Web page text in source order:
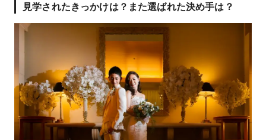
見学されたきっかけは？また選ばれた決め手は？